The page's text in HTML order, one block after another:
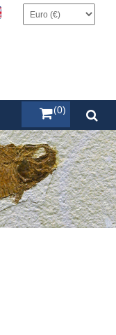
items (0)